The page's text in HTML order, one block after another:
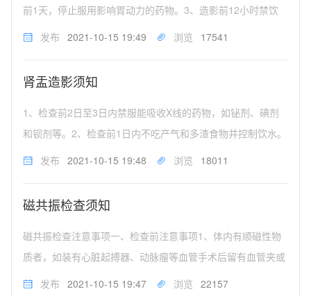
前1天，停止服用影响胃动力的药物。3、造影前12小时禁饮
食，即检查前1天晚餐后禁止饮食（包括开水、早餐和药
端的病变也需禁食，以便观...
发布 2021-10-15 19:49 浏览 17541
肾盂造影须知
1、检查前2日至3日内禁服能吸收X线的药物，如铋剂、碘剂
和钡剂等。2、检查前1日内不吃产气和多渣食物并控制饮水。
3、检查前1日晚可服轻泻剂，如番泻叶，以清洁肠道。4、检
发布 2021-10-15 19:48 浏览 18011
磁共振检查须知
磁共振检查注意事项一、检查前注意事项1、体内有顺磁性物
质者，如装有心脏起搏器、动脉瘤等血管手术后留有血管夹或
血管支架者，人工瓣膜，重要器官旁有金属异物残留等，不能
发布 2021-10-15 19:47 浏览 22157